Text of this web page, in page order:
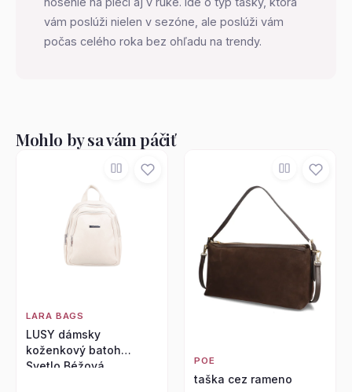
vám poslúži nielen v sezóne, ale poslúži vám
počas celého roka bez ohľadu na trendy.
Mohlo by sa vám páčiť
LARA BAGS
LUSY dámsky
koženkový batoh
Svetlo Béžová
POE
taška cez rameno